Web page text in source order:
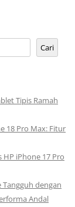
Cari
Tipis Ramah
18 Pro Max: Fitur
HP iPhone 17 Pro
dengan
Andal